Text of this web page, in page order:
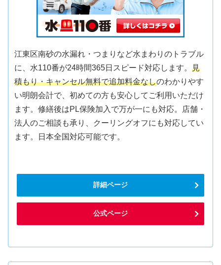
江東区南砂の水漏れ・つまりなど水まわりのトラブル
に、水110番が24時間365日スピード対応します。見
積もり・キャンセル無料で追加料金なしのわかりやす
い明朗会計で、初めての方も安心してご利用いただけ
ます。修繕後はPL保険加入で万が一にも対応。店舗・
法人のご相談も承り、クーリングオフにも対応してい
ます。日本全国対応可能です。
詳細ページ
公式ページ